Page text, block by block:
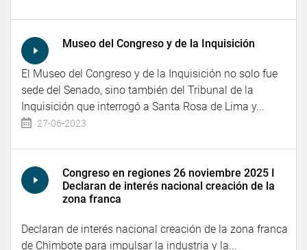
Museo del Congreso y de la Inquisición
El Museo del Congreso y de la Inquisición no solo fue
sede del Senado, sino también del Tribunal de la
Inquisición que interrogó a Santa Rosa de Lima y...
27-06-2023
Congreso en regiones 26 noviembre 2025 I
Declaran de interés nacional creación de la
zona franca
Declaran de interés nacional creación de la zona franca
de Chimbote para impulsar la industria y la...